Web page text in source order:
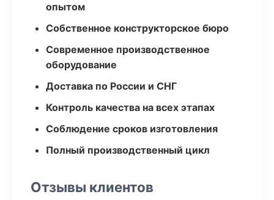
опытом
Собственное конструкторское бюро
Современное производственное
оборудование
Доставка по России и СНГ
Контроль качества на всех этапах
Соблюдение сроков изготовления
Полный производственный цикл
Отзывы клиентов